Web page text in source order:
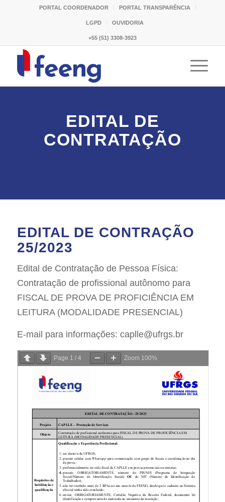
PORTAL COORDENADOR PORTAL TRANSPARÊNCIA
LGPD OUVIDORIA
+55 (51) 3308-3923
EDITAL DE
CONTRATAÇÃO
EDITAL DE CONTRAÇÃO
25/2023
Edital de Contratação de Pessoa Física:
Contratação de profissional autônomo para
FISCAL DE PROVA DE PROFICIÊNCIA EM
LEITURA (MODALIDADE PRESENCIAL)
E-mail para informações: caplle@ufrgs.br
Page 1 / 4 Zoom 100%